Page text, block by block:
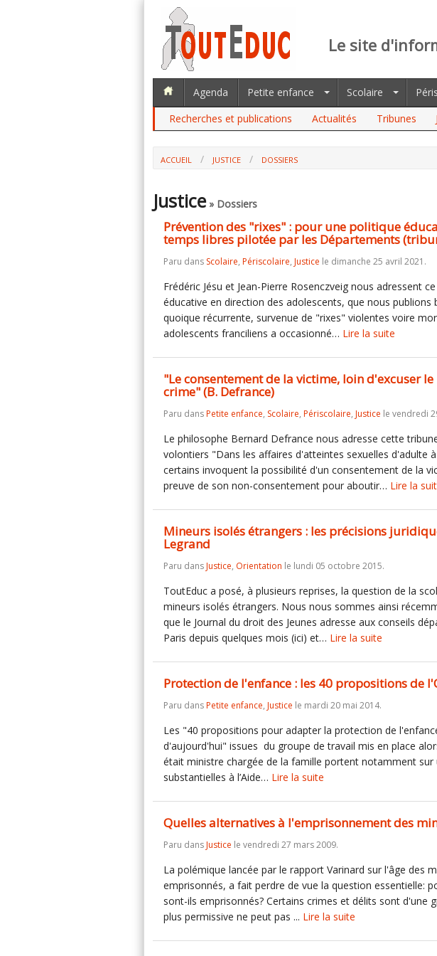
Le site
Agenda Petite enfance Scolaire
Recherches et publications
Actualités Tribunes
ACCUEIL JUSTICE DOSSIERS
Justice» Dossiers
Prévention des "rixes" : pour une politique
temps libres pilotée par les Départements
Paru dans Scolaire, Périscolaire, Justice le dimanche 25 avril 2021.
Frédéric Jésu et Jean-Pierre Rosenczveig nous adressent
éducative en direction des adolescents, que nous publions
quoique récurrente, survenue de "rixes" violentes voire
adolescents franciliens a occasionné… Lire la suite
"Le consentement de la victime, loin d'excuser
crime" (B. Defrance)
Paru dansPetite enfance, Scolaire, Périscolaire, Justice le vendredi
Le philosophe Bernard Defrance nous adresse cette
volontiers "Dans les affaires d'atteintes sexuelles d'adulte
certains invoquent la possibilité d'un consentement de la
preuve de son non-consentement pour aboutir… Lire la
Mineurs isolés étrangers : les précisions
Legrand
Paru dansJustice, Orientation le lundi 05 octobre 2015.
ToutEduc a posé, à plusieurs reprises, la question de la
mineurs isolés étrangers. Nous nous sommes ainsi
que le Journal du droit des Jeunes adresse aux conseils
Paris depuis quelques mois (ici) et… Lire la suite
Protection de l'enfance : les 40 propositions de
Paru dansPetite enfance, Justice le mardi 20 mai 2014.
Les "40 propositions pour adapter la protection de
d'aujourd'hui" issues du groupe de travail mis en place
était ministre chargée de la famille portent notamment
substantielles à l’Aide… Lire la suite
Quelles alternatives à l'emprisonnement des
Paru dansJustice le vendredi 27 mars 2009.
La polémique lancée par le rapport Varinard sur l'âge des
emprisonnés, a fait perdre de vue la question essentielle:
sont-ils emprisonnés? Certains crimes et délits sont d'une
plus permissive ne peut pas ... Lire la suite